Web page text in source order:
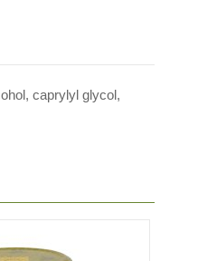
caprylyl glycol,